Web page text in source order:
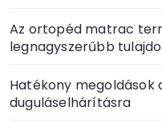
Az ortopéd matrac
legnagyszerűbb
Hatékony megoldások
duguláselhárításra